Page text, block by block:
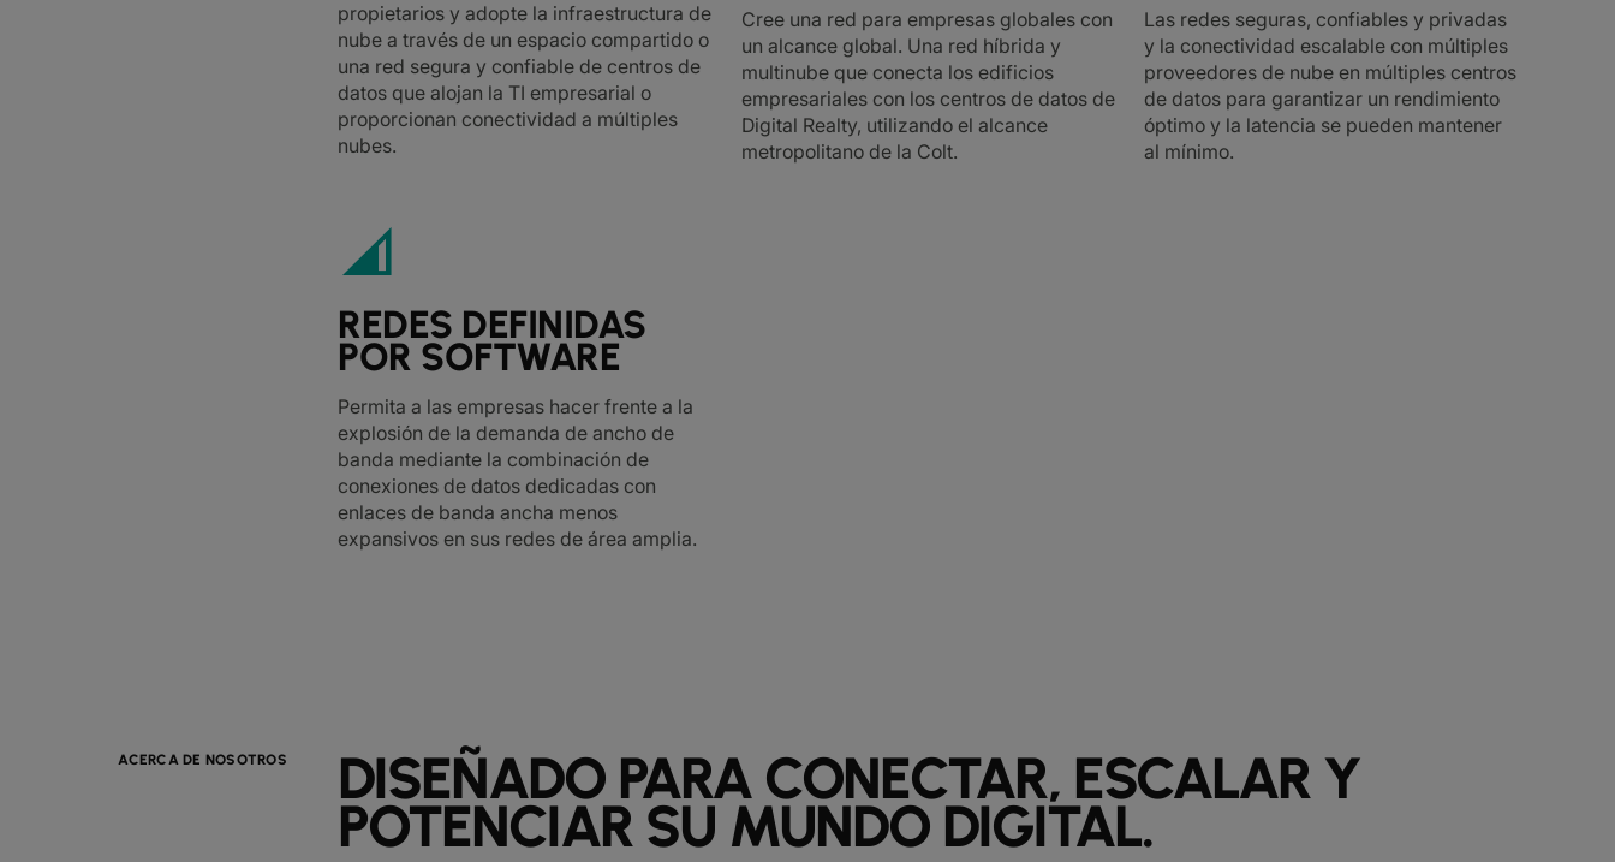
propietarios y adopte la infraestructura de
nube a través de un espacio compartido o
una red segura y confiable de centros de
datos que alojan la TI empresarial o
proporcionan conectividad a múltiples
nubes.
Cree una red para empresas globales con
un alcance global. Una red híbrida y
multinube que conecta los edificios
empresariales con los centros de datos de
Digital Realty, utilizando el alcance
metropolitano de la Colt.
Las redes seguras, confiables y privadas
y la conectividad escalable con múltiples
proveedores de nube en múltiples centros
de datos para garantizar un rendimiento
óptimo y la latencia se pueden mantener
al mínimo.
network_cell
REDES DEFINIDAS
POR SOFTWARE
Permita a las empresas hacer frente a la
explosión de la demanda de ancho de
banda mediante la combinación de
conexiones de datos dedicadas con
enlaces de banda ancha menos
expansivos en sus redes de área amplia.
ACERCA DE NOSOTROS DISEÑADO PARA CONECTAR, ESCALAR Y
POTENCIAR SU MUNDO DIGITAL.